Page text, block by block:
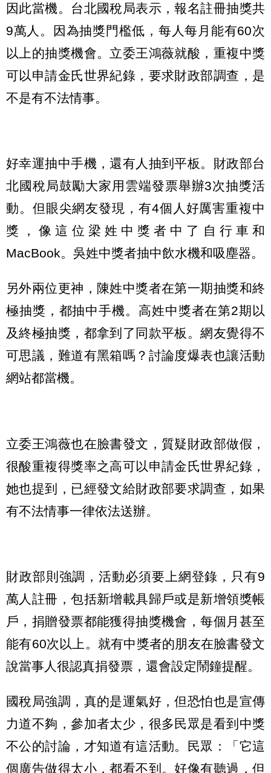
因此當機。台北國稅局表示，報名註冊抽獎共
9萬人。因為抽獎門檻低，每人每月能有60次
以上的抽獎機會。立委王鴻薇就酸，重複中獎
可以申請金氏世界紀錄，要求財政部調查，是
不是有不法情事。
好幸運抽中手機，還有人抽到平板。財政部台
北國稅局鼓勵大家用雲端發票舉辦3次抽獎活
動。但眼尖網友發現，有4個人好厲害重複中
獎，像這位梁姓中獎者中了自行車和
MacBook。吳姓中獎者抽中飲水機和吸塵器。
另外兩位更神，陳姓中獎者在第一期抽獎和終
極抽獎，都抽中手機。高姓中獎者在第2期以
及終極抽獎，都拿到了同款平板。網友覺得不
可思議，難道有黑箱嗎？討論度爆表也讓活動
網站都當機。
立委王鴻薇也在臉書發文，質疑財政部做假，
很酸重複得獎率之高可以申請金氏世界紀錄，
她也提到，已經發文給財政部要求調查，如果
有不法情事一律依法送辦。
財政部則強調，活動必須要上網登錄，只有9
萬人註冊，包括新增載具歸戶或是新增領獎帳
戶，捐贈發票都能獲得抽獎機會，每個月甚至
能有60次以上。就有中獎者的朋友在臉書發文
說當事人很認真捐發票，還會設定鬧鐘提醒。
國稅局強調，真的是運氣好，但恐怕也是宣傳
力道不夠，參加者太少，很多民眾是看到中獎
不公的討論，才知道有這活動。民眾：「它這
個廣告做得太小，都看不到。好像有聽過，但